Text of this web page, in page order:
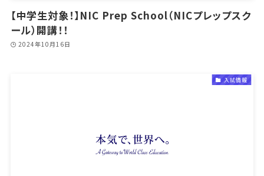
【中学生対象！】NIC Prep School（NICプレップスク
ール）開講！！
2024年10月16日
入試情報